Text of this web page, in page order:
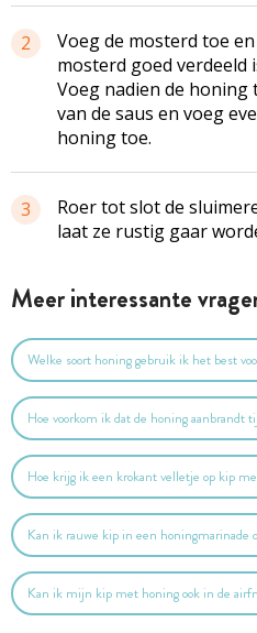
2
Voeg de mosterd toe
mosterd goed verdeeld
Voeg nadien de
van de saus en voeg
honing toe.
3
Roer tot slot de
laat ze rustig gaar
Meer interessante
Welke soort honing gebruik ik het best
Hoe voorkom ik dat de honing aanbrandt
Hoe krijg ik een krokant velletje op kip
Kan ik rauwe kip in een honingmarinade
Kan ik mijn kip met honing ook in de